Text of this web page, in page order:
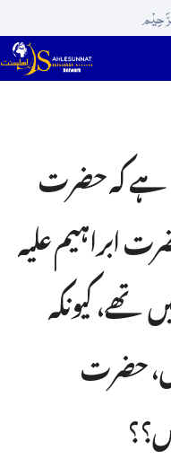
ہے کہ حضرت
ابراہیم علیہ
تھے، کیونکہ
حضرت